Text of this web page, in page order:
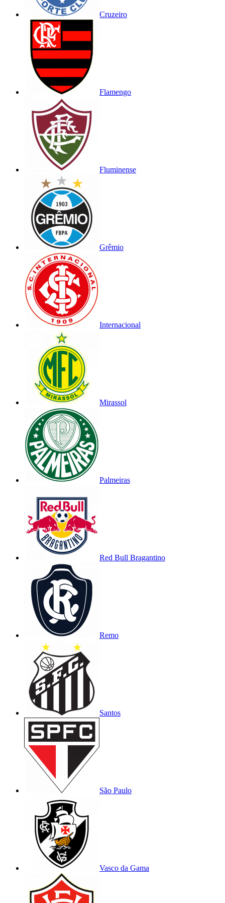
Cruzeiro
Flamengo
Fluminense
Grêmio
Internacional
Mirassol
Palmeiras
Red Bull Bragantino
Remo
Santos
São Paulo
Vasco da Gama